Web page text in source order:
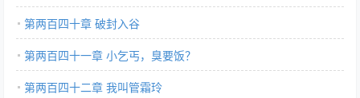
第两百四十章 破封入谷
第两百四十一章 小乞丐，臭要饭？
第两百四十二章 我叫管霜玲